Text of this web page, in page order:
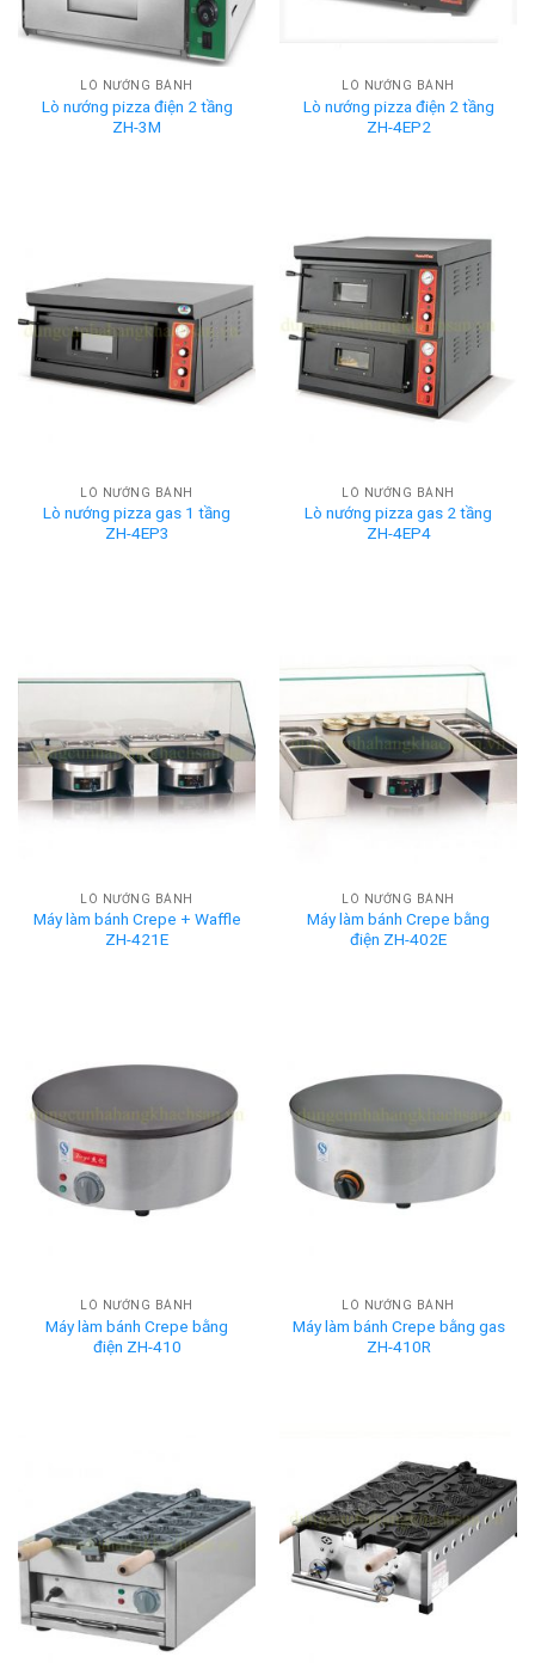
LÒ NƯỚNG BÁNH
Lò nướng pizza điện 2 tầng
ZH-3M
LÒ NƯỚNG BÁNH
Lò nướng pizza điện 2 tầng
ZH-4EP2
LÒ NƯỚNG BÁNH
Lò nướng pizza gas 1 tầng
ZH-4EP3
LÒ NƯỚNG BÁNH
Lò nướng pizza gas 2 tầng
ZH-4EP4
LÒ NƯỚNG BÁNH
Máy làm bánh Crepe + Waffle
ZH-421E
LÒ NƯỚNG BÁNH
Máy làm bánh Crepe bằng
điện ZH-402E
LÒ NƯỚNG BÁNH
Máy làm bánh Crepe bằng
điện ZH-410
LÒ NƯỚNG BÁNH
Máy làm bánh Crepe bằng gas
ZH-410R